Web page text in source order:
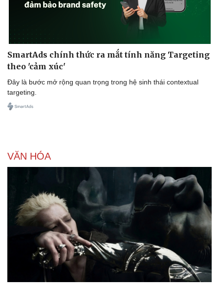
Dinh dưỡng - món ngon
Cây thuốc
Sản phụ khoa
Nam khoa
Làm đẹp - giảm cân
Phòng mạch online
Ăn sạch sống khỏe
Đời sống
Blog
Tình yêu - Gia đình
SmartAds chính thức ra mắt tính năng Targeting
theo 'cảm xúc'
Đây là bước mở rộng quan trọng trong hệ sinh thái contextual
targeting.
VĂN HÓA